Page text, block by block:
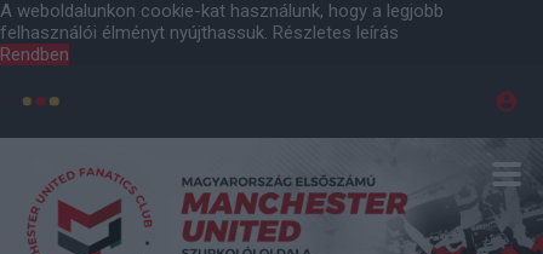
A weboldalunkon cookie-kat használunk, hogy a legjobb
felhasználói élményt nyújthassuk. Részletes leírás
Rendben